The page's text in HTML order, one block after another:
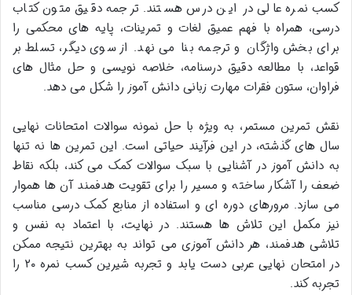
کسب نمره عالی در این درس هستند. ترجمه دقیق متون کتاب
درسی، همراه با فهم عمیق لغات و تمرینات، پایه های محکمی را
برای بخش واژگان و ترجمه بنا می نهد. از سوی دیگر، تسلط بر
قواعد، با مطالعه دقیق درسنامه، خلاصه نویسی و حل مثال های
فراوان، ستون فقرات مهارت زبانی دانش آموز را شکل می دهد.
نقش تمرین مستمر، به ویژه با حل نمونه سوالات امتحانات نهایی
سال های گذشته، در این فرآیند حیاتی است. این تمرین ها نه تنها
به دانش آموز در آشنایی با سبک سوالات کمک می کند، بلکه نقاط
ضعف را آشکار ساخته و مسیر را برای تقویت هدفمند آن ها هموار
می سازد. مرورهای دوره ای و استفاده از منابع کمک درسی مناسب
نیز مکمل این تلاش ها هستند. در نهایت، با اعتماد به نفس و
تلاشی هدفمند، هر دانش آموزی می تواند به بهترین نتیجه ممکن
در امتحان نهایی عربی دست یابد و تجربه شیرین کسب نمره ۲۰ را
تجربه کند.